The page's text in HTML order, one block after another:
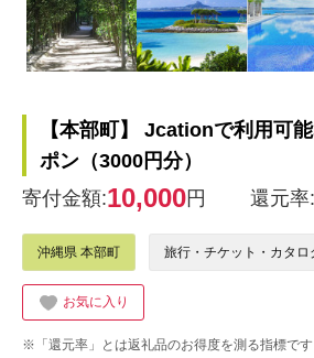
【本部町】 Jcationで利用可
ポン（3000円分）
寄付金額:10,000円 還元率:
沖縄県 本部町 旅行・チケット・カタロ
お気に入り
※「還元率」とは返礼品のお得度を測る指標です